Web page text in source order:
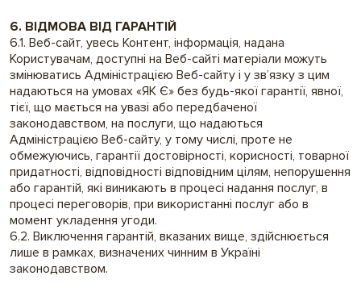
6. ВІДМОВА ВІД ГАРАНТІЙ
6.1. Веб-сайт, увесь Контент, інформація, надана
Користувачам, доступні на Веб-сайті матеріали можуть
змінюватись Адміністрацією Веб-сайту і у зв’язку з цим
надаються на умовах «ЯК Є» без будь-якої гарантії, явної,
тієї, що мається на увазі або передбаченої
законодавством, на послуги, що надаються
Адміністрацією Веб-сайту, у тому числі, проте не
обмежуючись, гарантії достовірності, корисності, товарної
придатності, відповідності відповідним цілям, непорушення
або гарантій, які виникають в процесі надання послуг, в
процесі переговорів, при використанні послуг або в
момент укладення угоди.
6.2. Виключення гарантій, вказаних вище, здійснюється
лише в рамках, визначених чинним в Україні
законодавством.